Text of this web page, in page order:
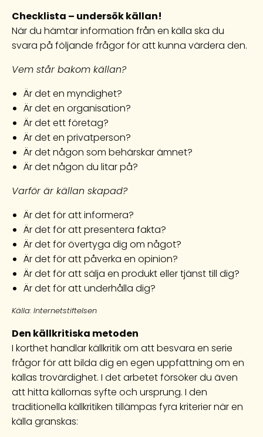
Checklista – undersök källan!
När du hämtar information från en källa ska du
svara på följande frågor för att kunna värdera den.
Vem står bakom källan?
Är det en myndighet?
Är det en organisation?
Är det ett företag?
Är det en privatperson?
Är det någon som behärskar ämnet?
Är det någon du litar på?
Varför är källan skapad?
Är det för att informera?
Är det för att presentera fakta?
Är det för övertyga dig om något?
Är det för att påverka en opinion?
Är det för att sälja en produkt eller tjänst till dig?
Är det för att underhålla dig?
Källa: Internetstiftelsen
Den källkritiska metoden
I korthet handlar källkritik om att besvara en serie
frågor för att bilda dig en egen uppfattning om en
källas trovärdighet. I det arbetet försöker du även
att hitta källornas syfte och ursprung. I den
traditionella källkritiken tillämpas fyra kriterier när en
källa granskas: